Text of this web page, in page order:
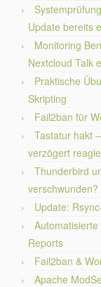
Update bereits
Monitoring
Nextcloud Talk
Praktische
Skripting
Fail2ban für
Tastatur hakt
verzögert
Thunderbird
verschwunden?
Update:
Reports
Fail2ban &
Apache